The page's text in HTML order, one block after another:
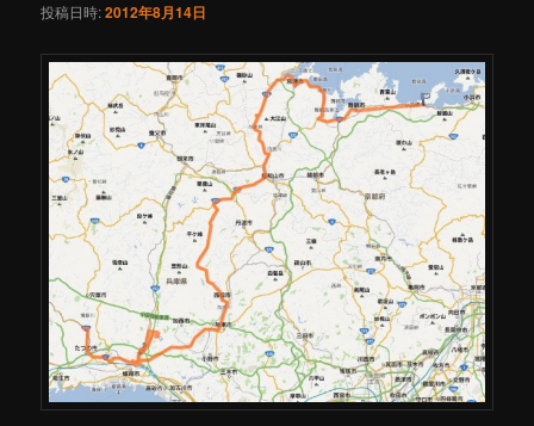
投稿日時:2012年8月14日